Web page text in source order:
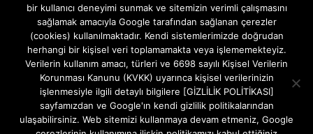
Hakkımızda
İletişim Kanalları
MODEM KURULUM
TEKNİK DESTEK
TELEVİZYON SİSTEMLERİ
bir kullanıcı deneyimi sunmak ve sitemizin verimli çalışmasını
sağlamak amacıyla Google tarafından sağlanan çerezler
(cookies) kullanılmaktadır. Kendi sistemlerimizde doğrudan
herhangi bir kişisel veri toplamamakta veya işlememekteyiz.
Verilerin kullanım amacı, türleri ve 6698 sayılı Kişisel Verilerin
Korunması Kanunu (KVKK) uyarınca kişisel verilerinizin
işlenmesiyle ilgili detaylı bilgilere [GİZLİLİK POLİTİKASI]
sayfamızdan ve Google'ın kendi gizlilik politikalarından
ulaşabilirsiniz. Web sitemizi kullanmaya devam etmeniz, Google